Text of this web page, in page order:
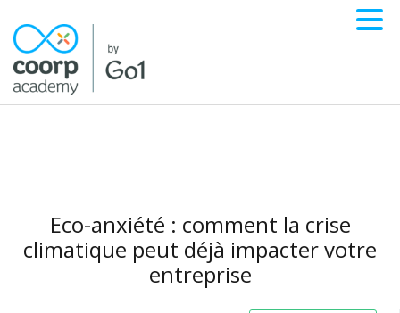
Eco-anxiété : comment la crise
climatique peut déjà impacter votre
entreprise